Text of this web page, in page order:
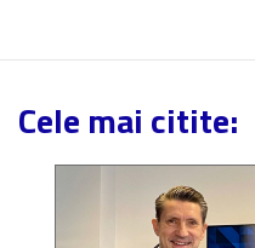
Cele mai citite: